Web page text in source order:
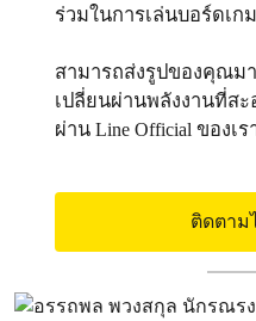
ร่วมในการเล่นบอร์ดเก
สามารถส่งรูปของคุณม
เปลี่ยนผ่านพลังงานที่ส
ผ่าน Line Official ของเรา
ติดตาม